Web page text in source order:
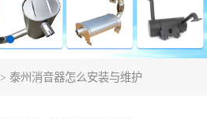
> 泰州消音器怎么安装与维护